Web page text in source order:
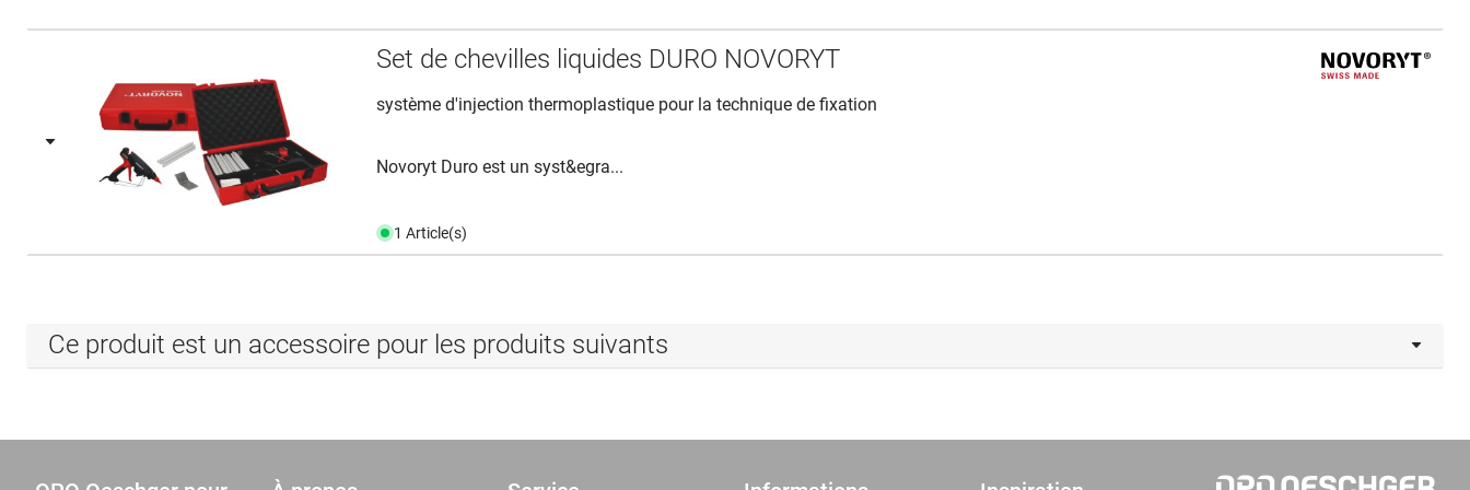
Set de chevilles liquides DURO NOVORYT
système d'injection thermoplastique pour la technique de fixation
Novoryt Duro est un syst&egra...
1 Article(s)
Ce produit est un accessoire pour les produits suivants